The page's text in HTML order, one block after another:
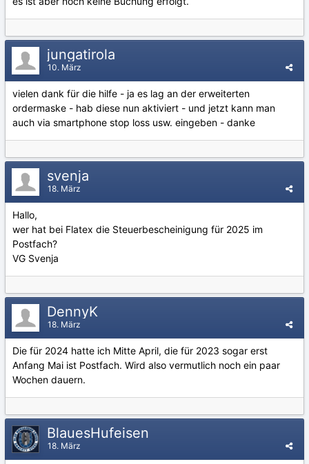
jungatirola
10. März
vielen dank für die hilfe - ja es lag an der erweiterten
ordermaske - hab diese nun aktiviert - und jetzt kann man
auch via smartphone stop loss usw. eingeben - danke
svenja
18. März
Hallo,
wer hat bei Flatex die Steuerbescheinigung für 2025 im
Postfach?
VG Svenja
DennyK
18. März
Die für 2024 hatte ich Mitte April, die für 2023 sogar erst
Anfang Mai ist Postfach. Wird also vermutlich noch ein paar
Wochen dauern.
BlauesHufeisen
18. März